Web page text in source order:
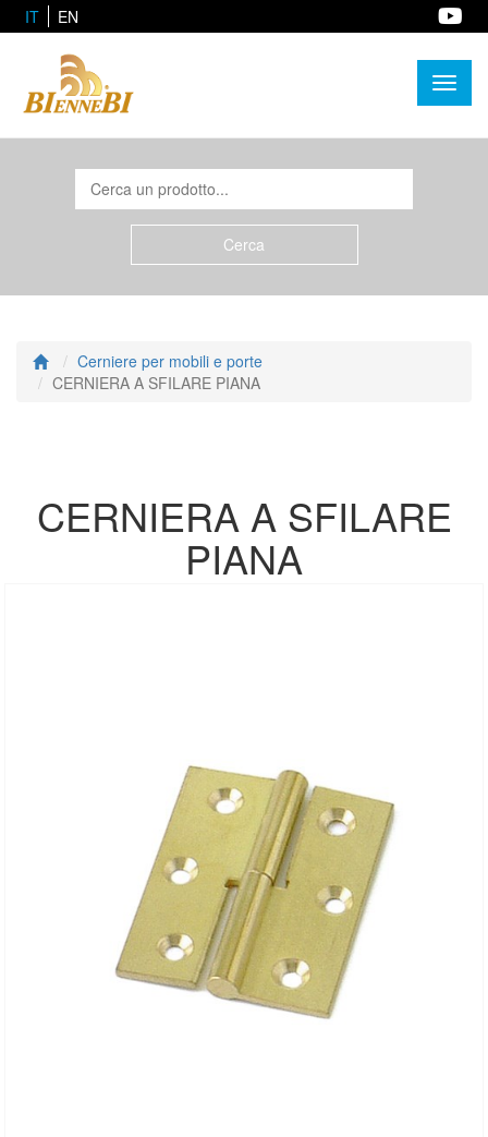
IT EN
Cerniere per mobili e porte
CERNIERA A SFILARE PIANA
CERNIERA A SFILARE
PIANA